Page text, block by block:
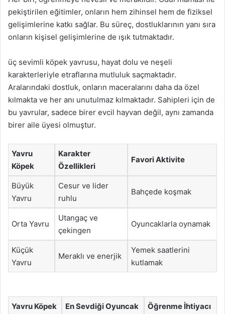
pekiştirilen eğitimler, onların hem zihinsel hem de fiziksel
gelişimlerine katkı sağlar. Bu süreç, dostluklarının yanı sıra
onların kişisel gelişimlerine de ışık tutmaktadır.
üç sevimli köpek yavrusu, hayat dolu ve neşeli
karakterleriyle etraflarına mutluluk saçmaktadır.
Aralarındaki dostluk, onların maceralarını daha da özel
kılmakta ve her anı unutulmaz kılmaktadır. Sahipleri için de
bu yavrular, sadece birer evcil hayvan değil, aynı zamanda
birer aile üyesi olmuştur.
Yavru
Köpek
Karakter
Özellikleri
Favori Aktivite
Büyük
Yavru
Cesur ve lider
ruhlu
Bahçede koşmak
Orta Yavru
Utangaç ve
çekingen
Oyuncaklarla oynamak
Küçük
Yavru
Meraklı ve enerjik
Yemek saatlerini
kutlamak
Yavru Köpek En Sevdiği Oyuncak Öğrenme İhtiyacı